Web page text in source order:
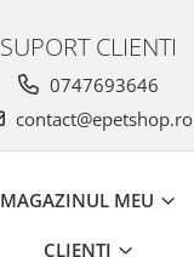
SUPORT CLIENTI
0747693646
contact@epetshop.ro
MAGAZINUL MEU
CLIENTI